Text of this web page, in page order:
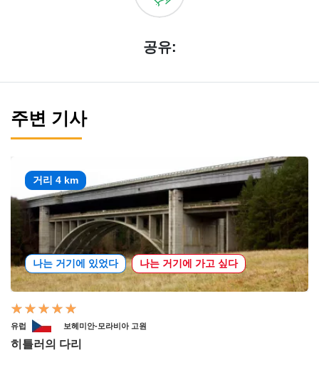
공유:
주변 기사
거리 4 km
나는 거기에 있었다 나는 거기에 가고 싶다
유럽 보헤미안-모라비아 고원
히틀러의 다리